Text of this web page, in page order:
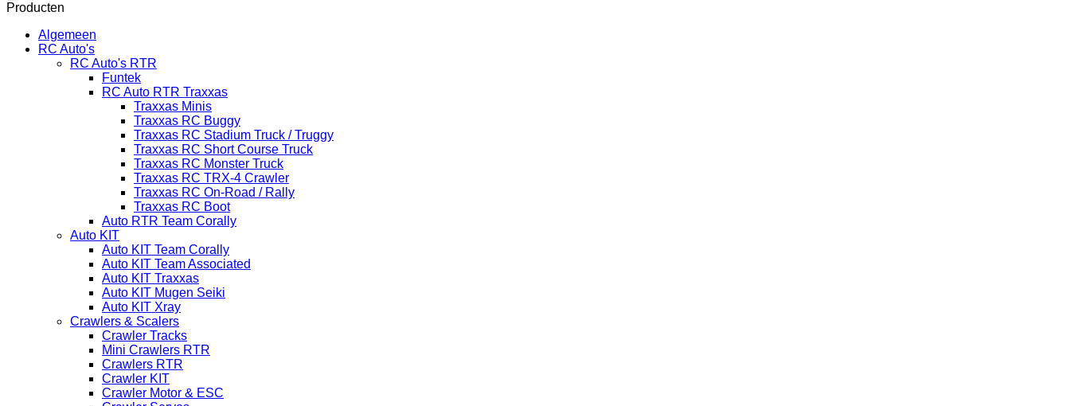
Producten
Algemeen
RC Auto's
RC Auto's RTR
Funtek
RC Auto RTR Traxxas
Traxxas Minis
Traxxas RC Buggy
Traxxas RC Stadium Truck / Truggy
Traxxas RC Short Course Truck
Traxxas RC Monster Truck
Traxxas RC TRX-4 Crawler
Traxxas RC On-Road / Rally
Traxxas RC Boot
Auto RTR Team Corally
Auto KIT
Auto KIT Team Corally
Auto KIT Team Associated
Auto KIT Traxxas
Auto KIT Mugen Seiki
Auto KIT Xray
Crawlers & Scalers
Crawler Tracks
Mini Crawlers RTR
Crawlers RTR
Crawler KIT
Crawler Motor & ESC